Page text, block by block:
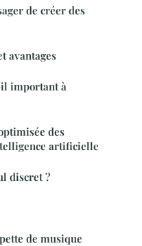
de créer des
avantages
important à
des
artificielle
discret ?
de musique